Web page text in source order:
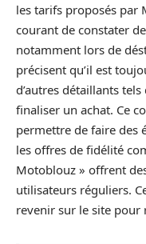
les tarifs proposés par
courant de constater
notamment lors de
précisent qu’il est
d’autres détaillants tels
finaliser un achat. Ce
permettre de faire des
les offres de fidélité
Motoblouz » offrent
utilisateurs réguliers.
revenir sur le site